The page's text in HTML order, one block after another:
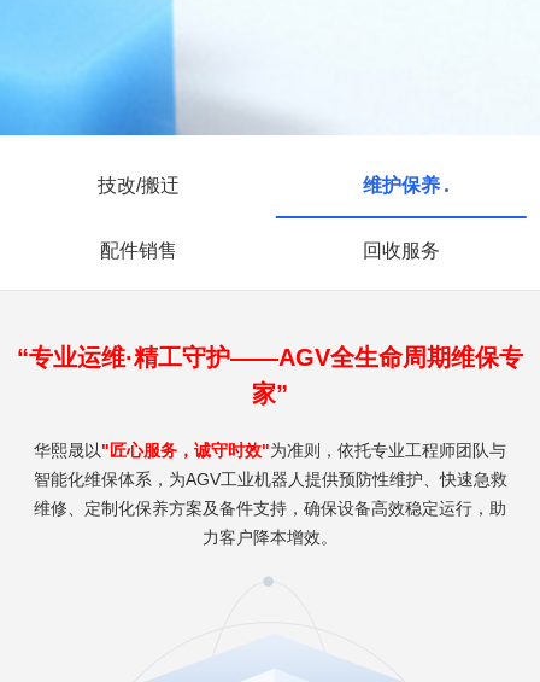
技改/搬迀 维护保养
配件销售 回收服务
“专业运维·精工守护——AGV全生命周期维保专
家”
华熙晟以"匠心服务，诚守时效"为准则，依托专业工程师团队与
智能化维保体系，为AGV工业机器人提供预防性维护、快速急救
维修、定制化保养方案及备件支持，确保设备高效稳定运行，助
力客户降本增效。